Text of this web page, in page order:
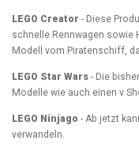
LEGO Creator - Diese
schnelle Rennwagen sowie
Modell vom Piratenschiff,
LEGO Star Wars - Die
Modelle wie auch einen v
LEGO Ninjago - Ab jetzt
verwandeln.